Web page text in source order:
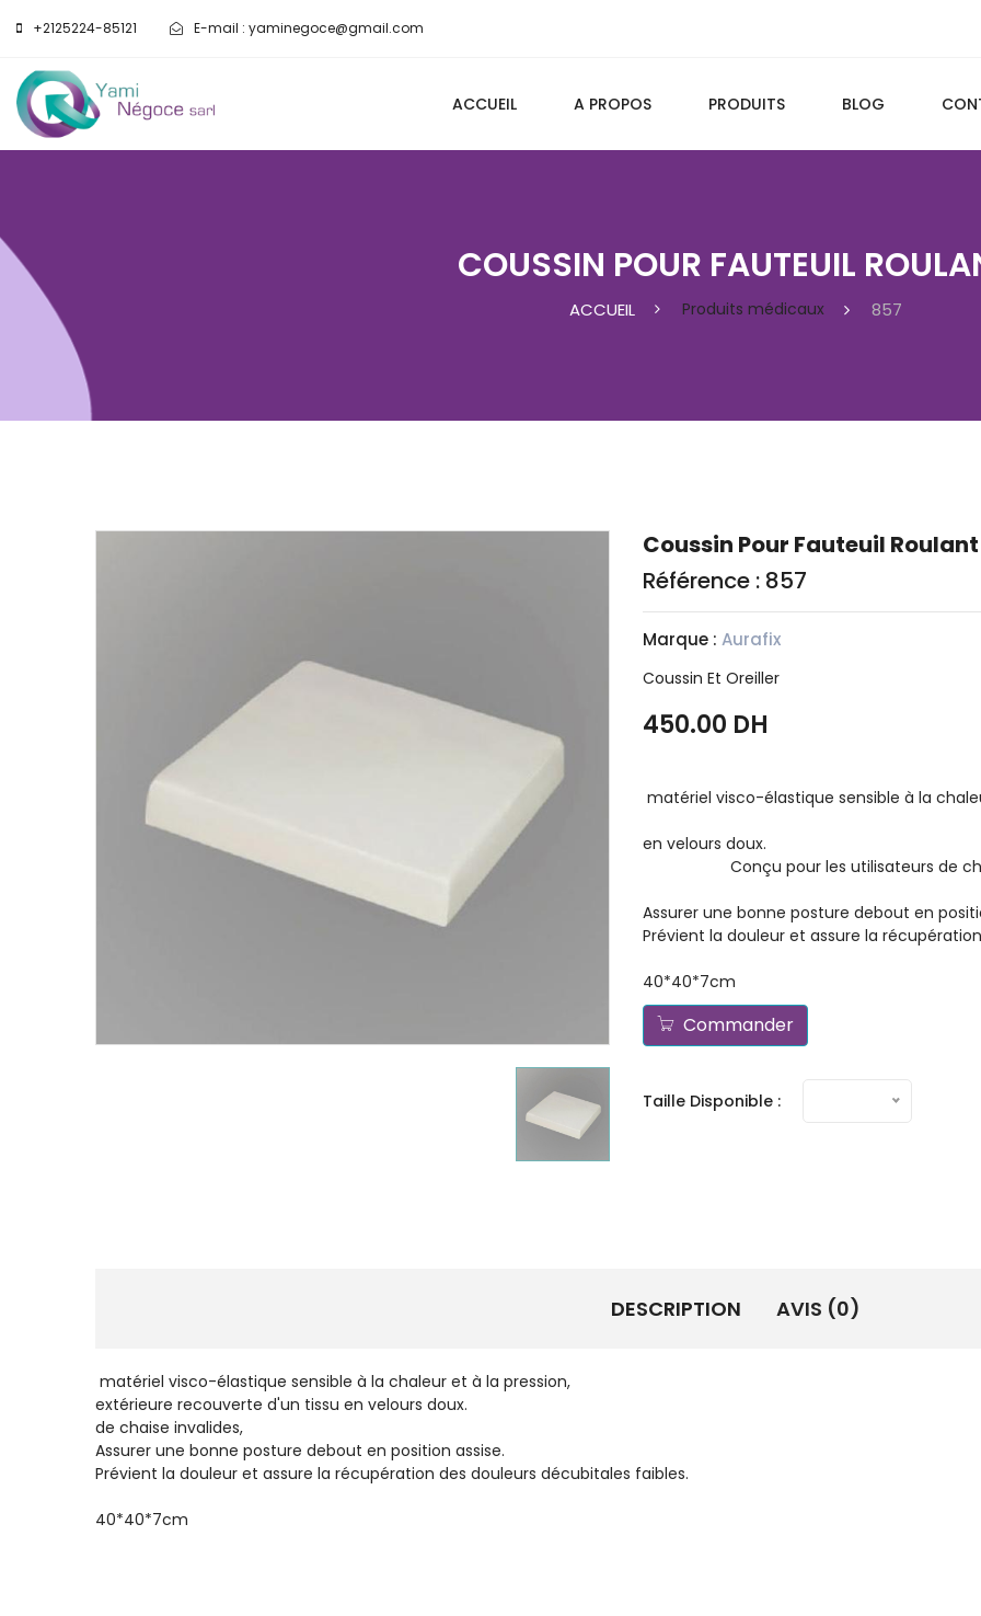
+2125224-85121 E-mail : yaminegoce@gmail.com
ACCUEIL A PROPOS PRODUITS BLOG
COUSSIN POUR FAUTEUIL
ACCUEIL Produits médicaux 857
Coussin Pour Fauteuil Roulant
Référence : 857
Marque : Aurafix
Coussin Et Oreiller
450.00 DH
matériel visco-élastique
en
Conçu pour les
Assurer une bonne posture debout en
Prévient la douleur et assure la
40*40*7cm
Commander
Taille Disponible :
DESCRIPTION AVIS (0)
matériel visco-élastique sensible à la chaleur et à
extérieure recouverte d'un tissu en velours doux.
de chaise
Assurer une bonne posture debout en position assise.
Prévient la douleur et assure la récupération des douleurs décubitales faibles.
40*40*7cm